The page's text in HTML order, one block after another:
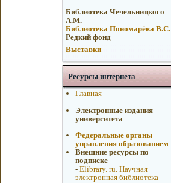
Библиотека Чечельницкого
А.М.
Библиотека Пономарёва В.С.
Редкий фонд
Выставки
Ресурсы интернета
Главная
Электронные издания
университета
Федеральные органы
управления образованием
Внешние ресурсы по
подписке
- Elibrary. ru. Научная
электронная библиотека